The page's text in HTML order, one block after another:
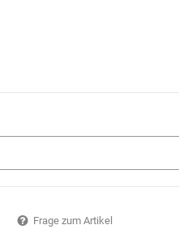
Frage zum Artikel